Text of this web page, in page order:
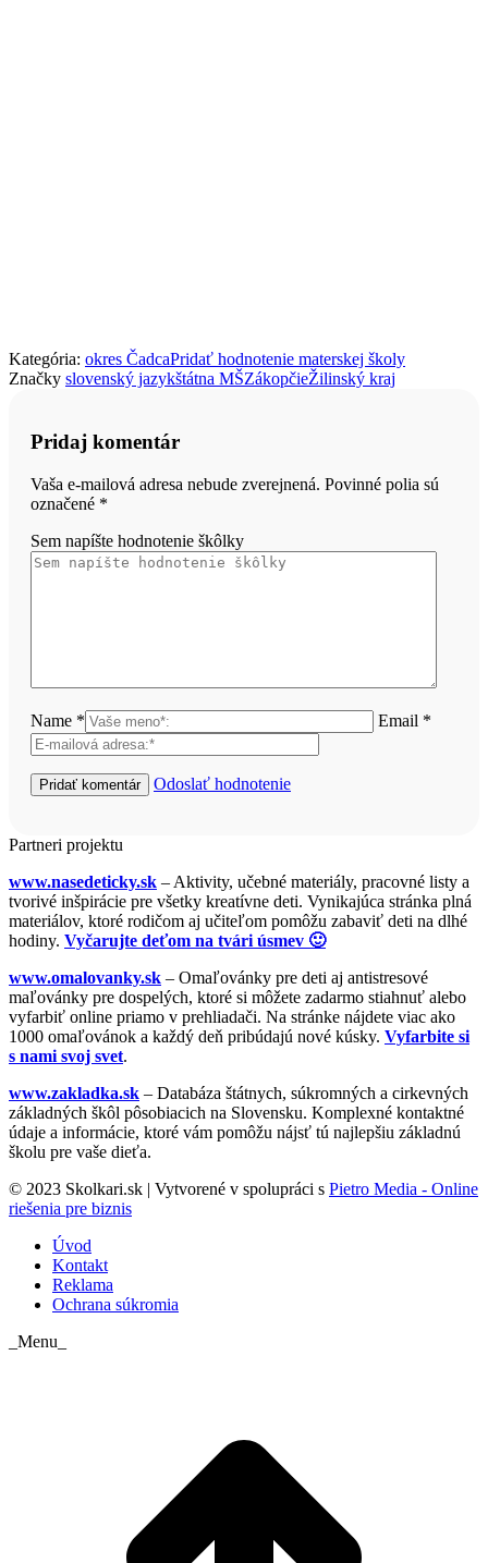
Kategória: okres ČadcaPridať hodnotenie materskej školy
Značky slovenský jazykštátna MŠZákopčieŽilinský kraj
Pridaj komentár
Vaša e-mailová adresa nebude zverejnená. Povinné polia sú
označené *
Sem napíšte hodnotenie škôlky
Name * Email *
Odoslať hodnotenie
Partneri projektu
www.nasedeticky.sk – Aktivity, učebné materiály, pracovné listy a
tvorivé inšpirácie pre všetky kreatívne deti. Vynikajúca stránka plná
materiálov, ktoré rodičom aj učiteľom pomôžu zabaviť deti na dlhé
hodiny. Vyčarujte deťom na tvári úsmev 🙂
www.omalovanky.sk – Omaľovánky pre deti aj antistresové
maľovánky pre dospelých, ktoré si môžete zadarmo stiahnuť alebo
vyfarbiť online priamo v prehliadači. Na stránke nájdete viac ako
1000 omaľovánok a každý deň pribúdajú nové kúsky. Vyfarbite si
s nami svoj svet.
www.zakladka.sk – Databáza štátnych, súkromných a cirkevných
základných škôl pôsobiacich na Slovensku. Komplexné kontaktné
údaje a informácie, ktoré vám pomôžu nájsť tú najlepšiu základnú
školu pre vaše dieťa.
© 2023 Skolkari.sk | Vytvorené v spolupráci s Pietro Media - Online
riešenia pre biznis
Úvod
Kontakt
Reklama
Ochrana súkromia
_Menu_